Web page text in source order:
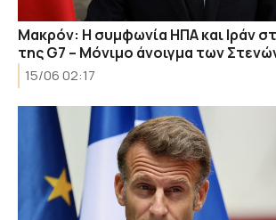
Μακρόν: Η συμφωνία ΗΠΑ και Ιράν
της G7 – Μόνιμο άνοιγμα των
15/06 02:17